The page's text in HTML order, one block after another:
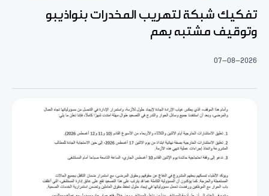
تفكيك شبكة لتهريب المخدرات بنواذيبو
وتوقيف مشتبه بهم
07-08-2026